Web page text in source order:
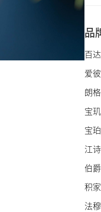
品
百
爱彼
朗格
宝玑
宝珀
江
伯爵
积家
法